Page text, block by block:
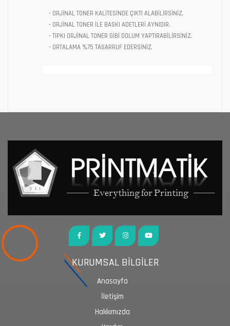
- ORJİNAL TONER KALİTESİNDE ÇIKTI ALABİLİRSİNİZ.
- ORJİNAL TONER İLE BASKI ADETLERİ AYNIDIR.
- TIPKI ORJİNAL TONER GİBİ DOLUM YAPTIRABİLİRSİNİZ.
- ORTALAMA %75 TASARRUF EDERSİNİZ.
KURUMSAL BİLGİLER
Anasayfa
İletişim
Hakkımızda